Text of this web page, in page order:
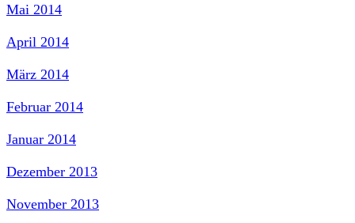
Mai 2014
April 2014
März 2014
Februar 2014
Januar 2014
Dezember 2013
November 2013